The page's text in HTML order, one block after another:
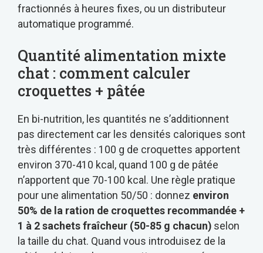
fractionnés à heures fixes, ou un distributeur
automatique programmé.
Quantité alimentation mixte
chat : comment calculer
croquettes + pâtée
En bi-nutrition, les quantités ne s’additionnent
pas directement car les densités caloriques sont
très différentes : 100 g de croquettes apportent
environ 370-410 kcal, quand 100 g de pâtée
n’apportent que 70-100 kcal. Une règle pratique
pour une alimentation 50/50 : donnez environ
50% de la ration de croquettes recommandée +
1 à 2 sachets fraîcheur (50-85 g chacun) selon
la taille du chat. Quand vous introduisez de la